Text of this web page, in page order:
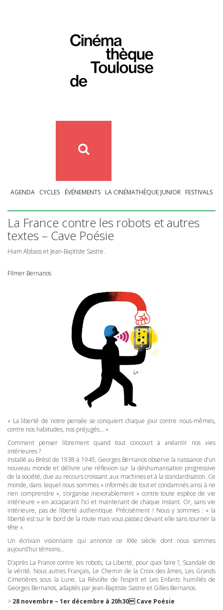
AGENDA CYCLES ÉVÉNEMENTS LA CINÉMATHÈQUE JUNIOR FESTIVALS
La France contre les robots et autres
textes – Cave Poésie
Hiam Abbass et Jean-Baptiste Sastre.
Filmer Bernanos
« La liberté de notre pensée se conquiert chaque jour contre nous-mêmes,
contre nos habitudes, nos préjugés… »
Comment penser librement quand tout concourt à anéantir nos vies
intérieures ?
Installé au Brésil de 1938 à 1945, Georges Bernanos observe la naissance d’un
nouveau monde et délivre une réflexion sur la déshumanisation progressive
de la société, due au recours croissant aux machines et à la standardisation. Ce
monde, dans lequel nous sommes « informés de tout et condamnés ainsi à ne
rien comprendre », s’organise inexorablement « contre toute espèce de vie
intérieure » en accaparant l’ici et maintenant de chaque instant. Or, sans vie
intérieure, pas de liberté authentique. Précisément ! Nous y sommes : « la
liberté est sur le bord de la route mais vous passez devant elle sans tourner la
tête ».
Un écrivain visionnaire qui annonce ce XXIe siècle dont nous sommes
aujourd’hui témoins…
D’après La France contre les robots, La Liberté, pour quoi faire ?, Scandale de
la vérité, Nous autres Français, Le Chemin de la Croix des âmes, Les Grands
Cimetières sous la Lune, La Révolte de l’esprit et Les Enfants humiliés de
Georges Bernanos, adaptés par Jean-Baptiste Sastre et Gilles Bernanos.
> 28 novembre – 1er décembre à 20h30 Cave Poésie